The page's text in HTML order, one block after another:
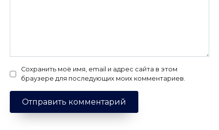
Сохранить моё имя, email и адрес сайта в этом
браузере для последующих моих комментариев.